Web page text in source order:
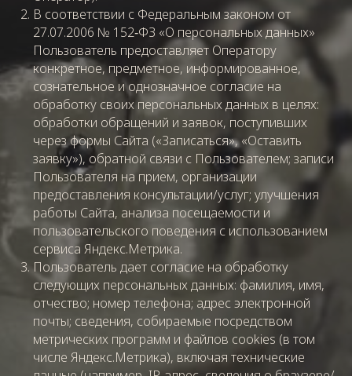
В соответствии с Федеральным законом от
27.07.2006 № 152‑ФЗ «О персональных данных»
Пользователь предоставляет Оператору
конкретное, предметное, информированное,
сознательное и однозначное согласие на
обработку своих персональных данных в целях:
обработки обращений и заявок, поступивших
через формы Сайта («Записаться», «Оставить
заявку»), обратной связи с Пользователем; записи
Пользователя на прием, организации
предоставления консультации/услуг; улучшения
работы Сайта, анализа посещаемости и
пользовательского поведения с использованием
сервиса Яндекс.Метрика.
Пользователь дает согласие на обработку
следующих персональных данных: фамилия, имя,
отчество; номер телефона; адрес электронной
почты; сведения, собираемые посредством
метрических программ и файлов cookies (в том
числе Яндекс.Метрика), включая технические